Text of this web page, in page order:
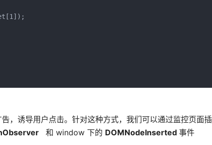
，诱导用户点击。针对这种方式，我们可以通过监控页面
和 window 下的 DOMNodeInserted 事件